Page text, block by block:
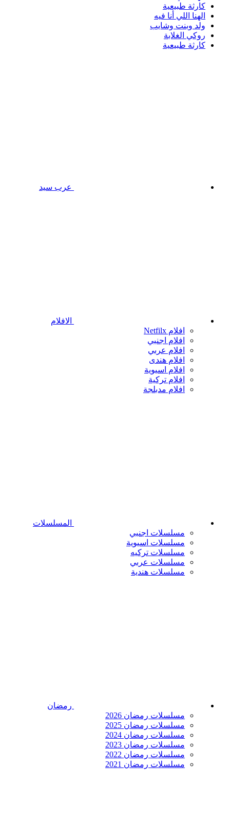
كارثة طبيعية
الهنا اللي أنا فيه
ولد وبنت وشايب
روكي الغلابة
كارثة طبيعية
عرب سيد
الافلام
افلام Netfilx
افلام اجنبي
افلام عربي
افلام هندى
افلام اسيوية
افلام تركية
افلام مدبلجة
المسلسلات
مسلسلات اجنبي
مسلسلات اسيوية
مسلسلات تركيه
مسلسلات عربي
مسلسلات هندية
رمضان
مسلسلات رمضان 2026
مسلسلات رمضان 2025
مسلسلات رمضان 2024
مسلسلات رمضان 2023
مسلسلات رمضان 2022
مسلسلات رمضان 2021